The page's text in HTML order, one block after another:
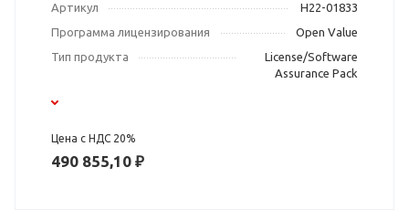
Артикул
H22-01833
Программа лицензирования
Open Value
Тип продукта
License/Software
Assurance Pack
Цена с НДС 20%
490 855,10 ₽